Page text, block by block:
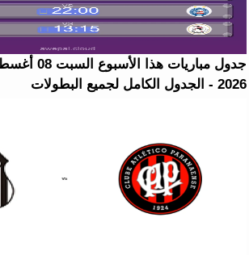
2026 - الجدول الكامل لجميع البطولات